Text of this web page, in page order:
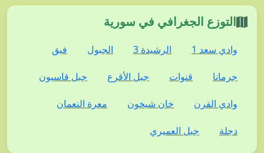
التوزع الجغرافي في سورية
وادي سعد 1 الرشيدة 3 الجبول فيق
جرمانا قنوات جبل الأقرع جبل قاسيون
وادي القرن خان شيخون معرة النعمان
دجلة جبل العميري